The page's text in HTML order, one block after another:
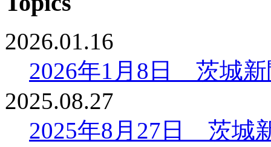
2026.01.16
2026年1月8日 茨城
2025.08.27
2025年8月27日 茨城